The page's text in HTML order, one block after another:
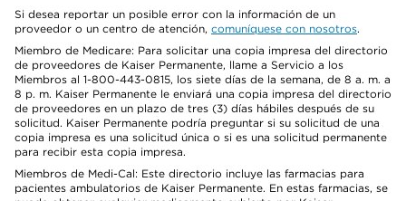
Si desea reportar un posible error con la información de un
proveedor o un centro de atención, comuníquese con nosotros.
Miembro de Medicare: Para solicitar una copia impresa del directorio
de proveedores de Kaiser Permanente, llame a Servicio a los
Miembros al 1-800-443-0815, los siete días de la semana, de 8 a. m. a
8 p. m. Kaiser Permanente le enviará una copia impresa del directorio
de proveedores en un plazo de tres (3) días hábiles después de su
solicitud. Kaiser Permanente podría preguntar si su solicitud de una
copia impresa es una solicitud única o si es una solicitud permanente
para recibir esta copia impresa.
Miembros de Medi-Cal: Este directorio incluye las farmacias para
pacientes ambulatorios de Kaiser Permanente. En estas farmacias, se